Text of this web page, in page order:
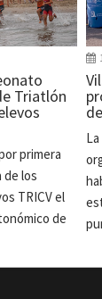
Triatlón
primera
de los
TRICV el
de